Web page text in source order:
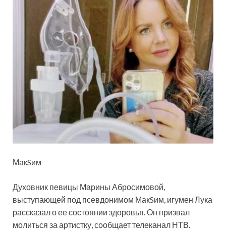
МакSим
Духовник певицы Марины Абросимовой,
выступающей под псевдонимом МакSим, игумен Лука
рассказал о ее состоянии здоровья. Он призвал
молиться за артистку, сообщает телеканал НТВ.